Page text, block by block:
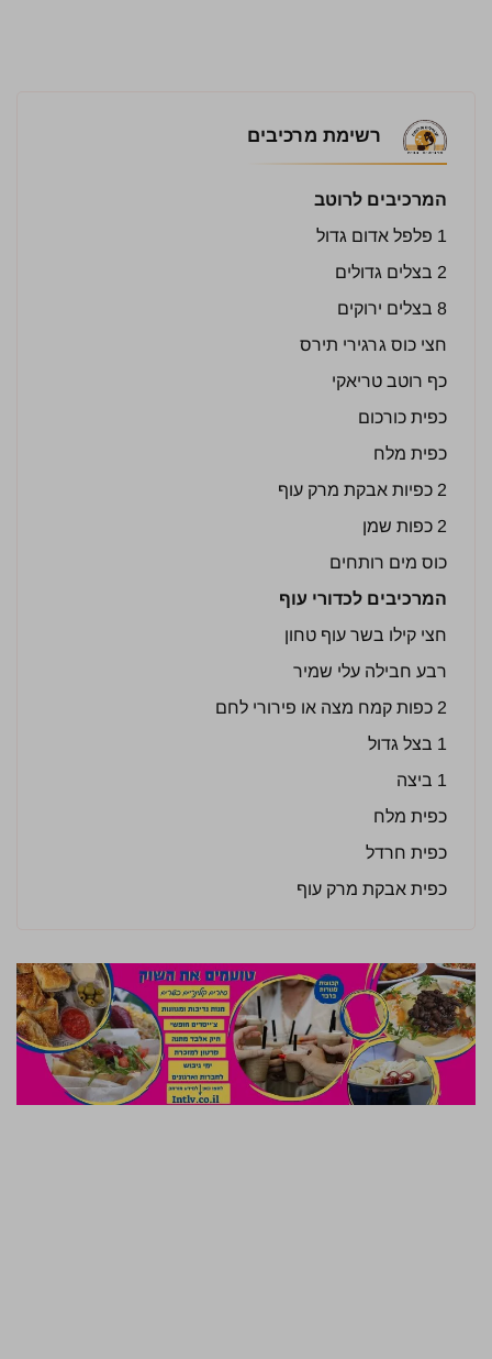
רשימת מרכיבים
המרכיבים לרוטב
1 פלפל אדום גדול
2 בצלים גדולים
8 בצלים ירוקים
חצי כוס גרגירי תירס
כף רוטב טריאקי
כפית כורכום
כפית מלח
2 כפיות אבקת מרק עוף
2 כפות שמן
כוס מים רותחים
המרכיבים לכדורי עוף
חצי קילו בשר עוף טחון
רבע חבילה עלי שמיר
2 כפות קמח מצה או פירורי לחם
1 בצל גדול
1 ביצה
כפית מלח
כפית חרדל
כפית אבקת מרק עוף